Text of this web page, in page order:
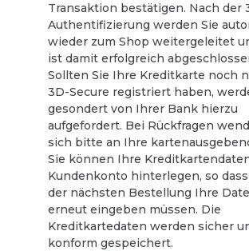
Transaktion bestätigen. Nach der
Authentifizierung werden Sie
wieder zum Shop weitergeleitet
ist damit erfolgreich
Sollten Sie Ihre Kreditkarte noch
3D-Secure registriert haben,
gesondert von Ihrer Bank hierzu
aufgefordert. Bei Rückfragen
sich bitte an Ihre
Sie können Ihre
Kundenkonto hinterlegen, so
der nächsten Bestellung Ihre
erneut eingeben müssen. Die
Kreditkartedaten werden sicher
konform gespeichert.